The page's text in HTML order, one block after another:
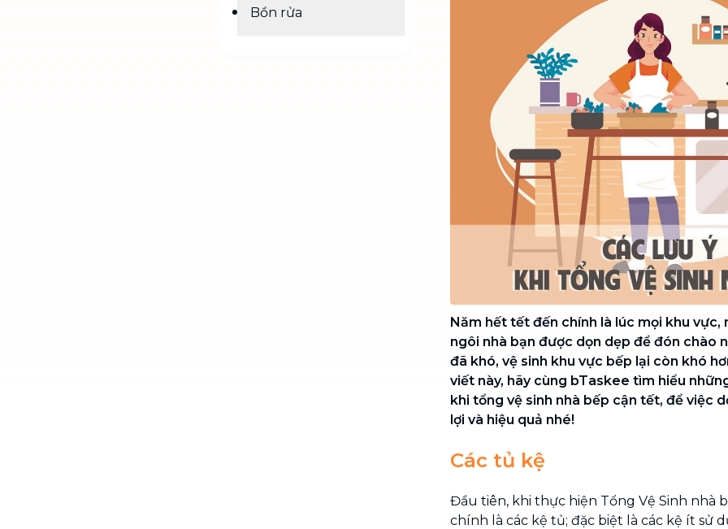
Chuyển nhà trọn gói, không lo dọn
dẹp nơi đi nơi đến
Vệ sinh công nghiệp
Vệ sinh chuyên nghiệp cho văn
phòng, nhà xưởng, công trình lớn
Bồn rửa
Năm hết tết đến chính là lúc mọi khu
ngôi nhà bạn được dọn dẹp để đón chào
đã khó, vệ sinh khu vực bếp lại còn khó
viết này, hãy cùng bTaskee tìm hiểu
khi tổng vệ sinh nhà bếp cận tết, để việc
lợi và hiệu quả nhé!
Các tủ kệ
Đầu tiên, khi thực hiện Tổng Vệ Sinh nhà
chính là các kệ tủ; đặc biệt là các kệ ít sử